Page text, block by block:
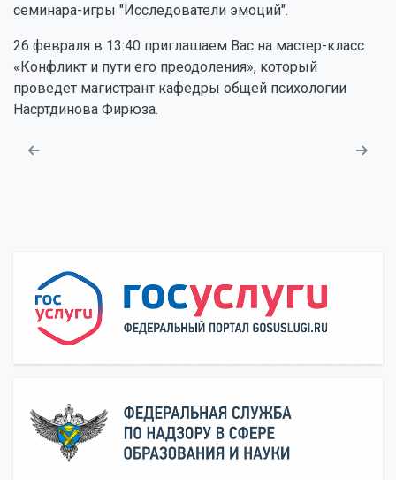
семинара-игры "Исследователи эмоций".
26 февраля в 13:40 приглашаем Вас на мастер-класс
«Конфликт и пути его преодоления», который
проведет магистрант кафедры общей психологии
Насртдинова Фирюза.